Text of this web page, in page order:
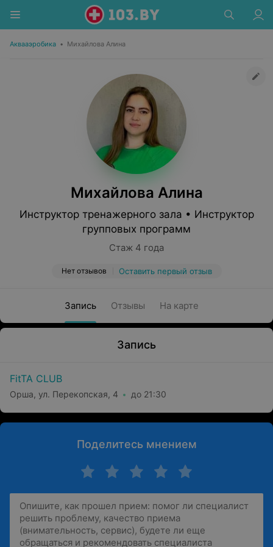
Аквааэробика • Михайлова Алина
Михайлова Алина
Инструктор тренажерного зала • Инструктор
групповых программ
Стаж 4 года
Нет отзывов Оставить первый отзыв
Запись Отзывы На карте
Запись
FitTA CLUB
Орша, ул. Перекопская, 4 до 21:30
Поделитесь мнением